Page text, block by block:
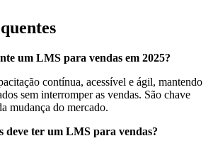
um LMS para vendas em 2025?
contínua, acessível e ágil, mantendo
sem interromper as vendas. São chave
mudança do mercado.
deve ter um LMS para vendas?